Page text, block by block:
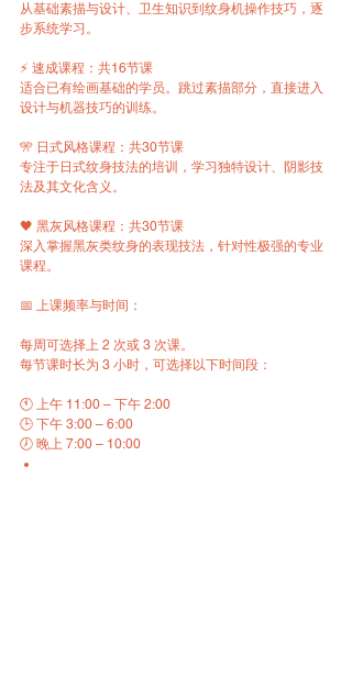
从基础素描与设计、卫生知识到纹身机操作技巧，逐
步系统学习。
⚡ 速成课程：共16节课
适合已有绘画基础的学员。跳过素描部分，直接进入
设计与机器技巧的训练。
🎌 日式风格课程：共30节课
专注于日式纹身技法的培训，学习独特设计、阴影技
法及其文化含义。
🖤 黑灰风格课程：共30节课
深入掌握黑灰类纹身的表现技法，针对性极强的专业
课程。
📅 上课频率与时间：
每周可选择上 2 次或 3 次课。
每节课时长为 3 小时，可选择以下时间段：
🕚 上午 11:00 – 下午 2:00
🕒 下午 3:00 – 6:00
🕖 晚上 7:00 – 10:00